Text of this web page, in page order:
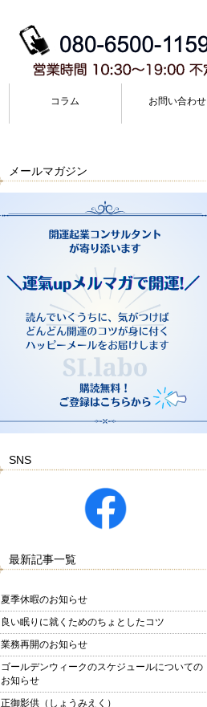
コラム お問い合わせ
メールマガジン
SNS
最新記事一覧
夏季休暇のお知らせ
良い眠りに就くためのちょとしたコツ
業務再開のお知らせ
ゴールデンウィークのスケジュールについての
お知らせ
正御影供（しょうみえく）